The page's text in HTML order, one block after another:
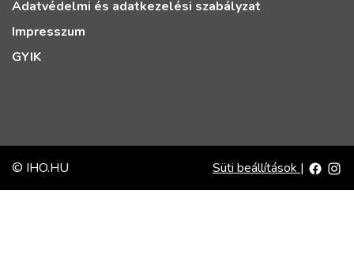
Adatvédelmi és adatkezelési szabályzat
Impresszum
GYIK
© IHO.HU Süti beállítások |